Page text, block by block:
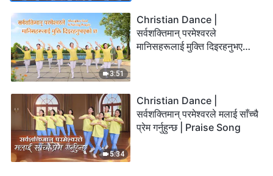
3:51
Christian Dance |
सर्वशक्तिमान् परमेश्‍वरले
मानिसहरूलाई मुक्ति दिइरहनुभएको
5:34
Christian Dance |
सर्वशक्तिमान् परमेश्‍वरले मलाई साँच्चै
प्रेम गर्नुहुन्छ | Praise Song